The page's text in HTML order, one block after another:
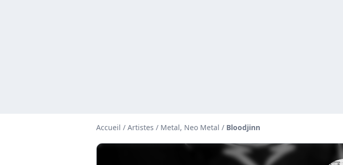
Accueil / Artistes / Metal, Neo Metal / Bloodjinn